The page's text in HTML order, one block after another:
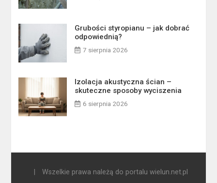
Grubości styropianu – jak dobrać
odpowiednią?
7 sierpnia 2026
Izolacja akustyczna ścian –
skuteczne sposoby wyciszenia
6 sierpnia 2026
Wszelkie prawa należą do portalu wielun.net.pl